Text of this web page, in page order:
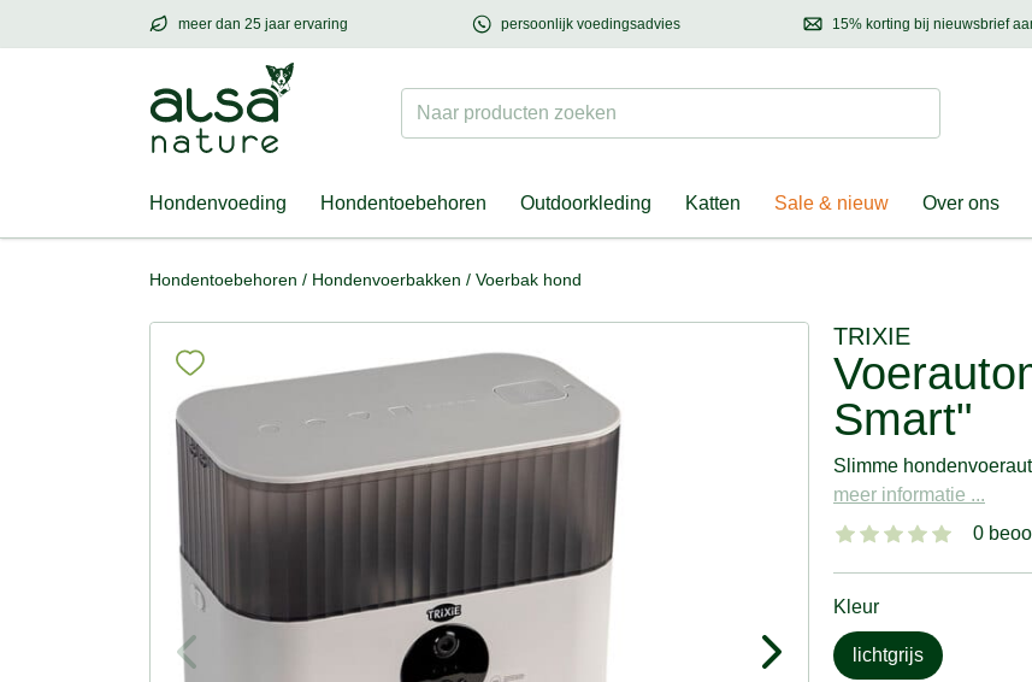
meer dan 25 jaar ervaring
meer dan25 jaar ervaring – met hart voor hond & eigenaar 15% korting bij nieuwsbrief
Ontdek
persoonlijk voedingsadvies
Mailons met uw vragen, onze voedingsdeskundige adviseert u graag!
Naar producten zoeken Suchen
Hondenvoeding Hondentoebehoren Outdoorkleding Katten Sale & nieuw Over ons
Hondentoebehoren / Hondenvoerbakken / Voerbak hond
TRIXIE
Smart"
Slimme
meer informatie ...
0
Kleur
lichtgrijs